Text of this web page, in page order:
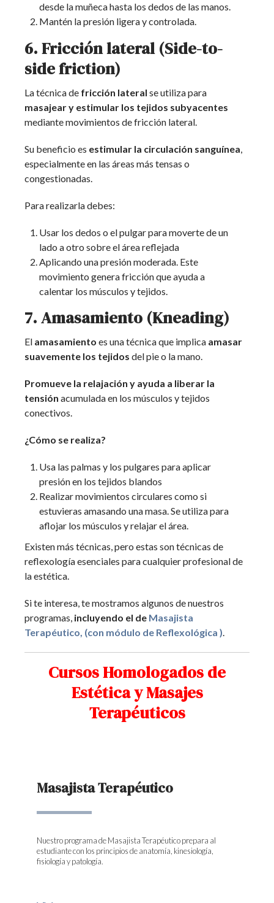
desde la muñeca hasta los dedos de las manos.
Mantén la presión ligera y controlada.
6. Fricción lateral (Side-to-
side friction)
La técnica de fricción lateral se utiliza para
masajear y estimular los tejidos subyacentes
mediante movimientos de fricción lateral.
Su beneficio es estimular la circulación sanguínea
especialmente en las áreas más tensas o
congestionadas.
Para realizarla debes:
Usar los dedos o el pulgar para moverte de un
lado a otro sobre el área reflejada
Aplicando una presión moderada. Este
movimiento genera fricción que ayuda a
calentar los músculos y tejidos.
7. Amasamiento (Kneading)
El amasamiento es una técnica que implica amasar
suavemente los tejidos del pie o la mano.
Promueve la relajación y ayuda a liberar la
tensión acumulada en los músculos y tejidos
conectivos.
¿Cómo se realiza?
Usa las palmas y los pulgares para aplicar
presión en los tejidos blandos
Realizar movimientos circulares como si
estuvieras amasando una masa. Se utiliza para
aflojar los músculos y relajar el área.
Existen más técnicas, pero estas son técnicas de
reflexología esenciales para cualquier profesional de
la estética.
Si te interesa, te mostramos algunos de nuestros
programas, incluyendo el de Masajista
Terapéutico, (con módulo de Reflexológica ).
Cursos Homologados de
Estética y Masajes
Terapéuticos
Masajista Terapéutico
Nuestro programa de Masajista Terapéutico prepara al
estudiante con los principios de anatomía, kinesiología,
fisiología y patología.